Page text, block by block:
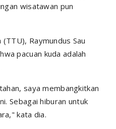
wisatawan pun
Raymundus Sau
pacuan kuda adalah
saya membangkitkan
Sebagai hiburan untuk
kata dia.